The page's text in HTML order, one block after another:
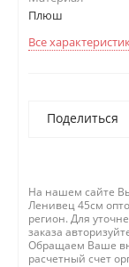
Плюш
Все
Поделиться
На нашем сайте
Ленивец 45см
регион. Для
заказа
Обращаем Ваше
расчетный счет